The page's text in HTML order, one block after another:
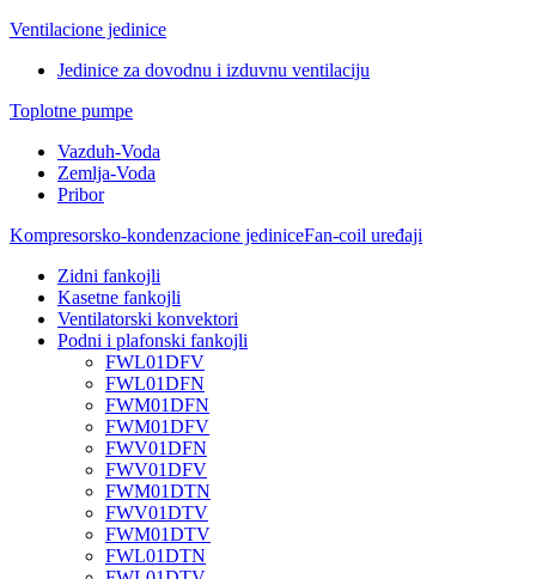
Ventilacione jedinice
Jedinice za dovodnu i izduvnu ventilaciju
Toplotne pumpe
Vazduh-Voda
Zemlja-Voda
Pribor
Kompresorsko-kondenzacione jediniceFan-coil uređaji
Zidni fankojli
Kasetne fankojli
Ventilatorski konvektori
Podni i plafonski fankojli
FWL01DFV
FWL01DFN
FWM01DFN
FWM01DFV
FWV01DFN
FWV01DFV
FWM01DTN
FWV01DTV
FWM01DTV
FWL01DTN